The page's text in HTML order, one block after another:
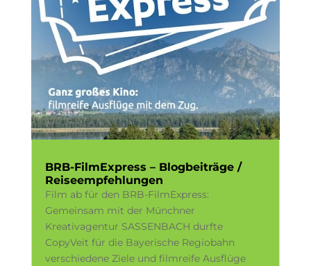
BRB-FilmExpress – Blogbeiträge /
Reiseempfehlungen
Film ab für den BRB-FilmExpress:
Gemeinsam mit der Münchner
Kreativagentur SASSENBACH durfte
CopyVeit für die Bayerische Regiobahn
verschiedene Ziele und filmreife Ausflüge